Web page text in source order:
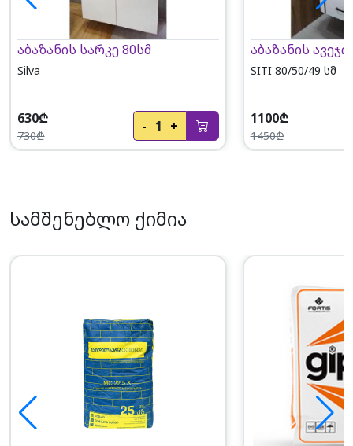
აბაზანის სარკე 80სმ
Silva
630₾
730₾
- 1 +
აბაზანის ავეჯი
SITI 80/50/49 სმ
1100₾
1450₾
სამშენებლო ქიმია